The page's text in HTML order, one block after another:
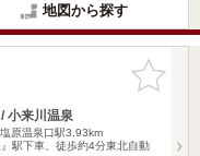
地図から探す
お気に入
りに追加
小来川温泉
塩原温泉口駅3.93km
駅下車、徒歩約4分東北自動